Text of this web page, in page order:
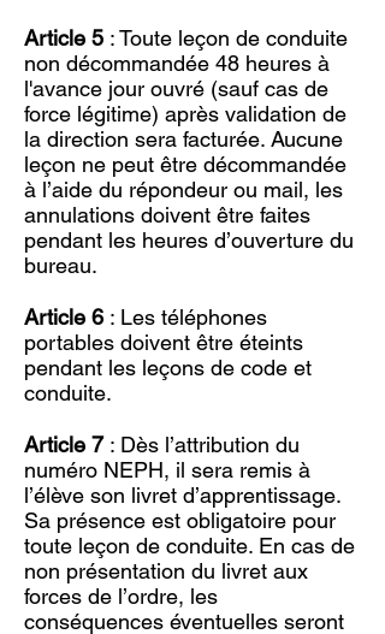
Article 5 : Toute leçon de conduite
non décommandée 48 heures à
l'avance jour ouvré (sauf cas de
force légitime) après validation de
la direction sera facturée. Aucune
leçon ne peut être décommandée
à l’aide du répondeur ou mail, les
annulations doivent être faites
pendant les heures d’ouverture du
bureau.
Article 6 : Les téléphones
portables doivent être éteints
pendant les leçons de code et
conduite.
Article 7: Dès l’attribution du
numéro NEPH, il sera remis à
l’élève son livret d’apprentissage.
Sa présence est obligatoire pour
toute leçon de conduite. En cas de
non présentation du livret aux
forces de l’ordre, les
conséquences éventuelles seront